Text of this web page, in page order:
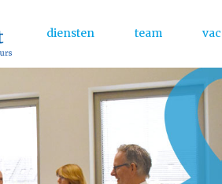
Main Menu
diensten team